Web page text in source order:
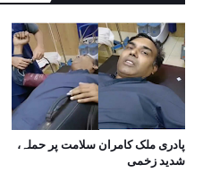
پادری ملک کامران سلامت پر حملہ،
شدید زخمی